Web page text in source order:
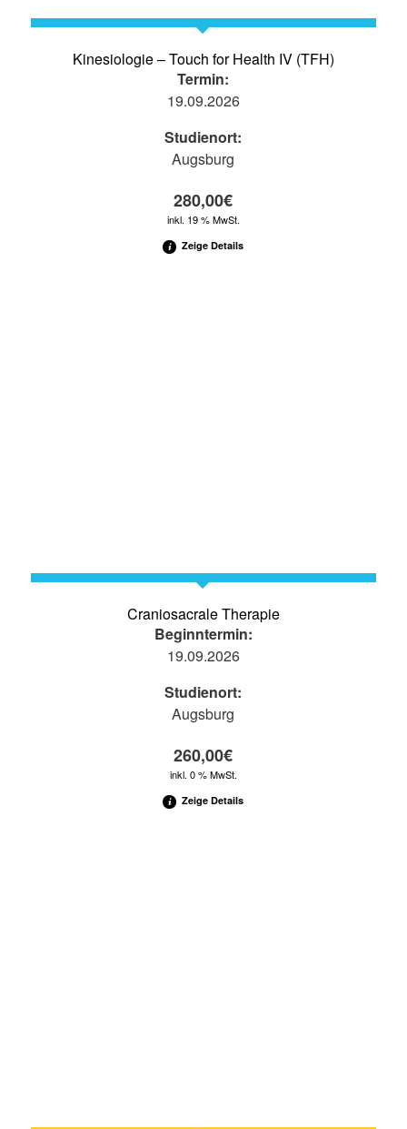
Kinesiologie – Touch for Health IV (TFH)
Termin:
19.09.2026
Studienort:
Augsburg
280,00€
inkl. 19 % MwSt.
Zeige Details
Craniosacrale Therapie
Beginntermin:
19.09.2026
Studienort:
Augsburg
260,00€
inkl. 0 % MwSt.
Zeige Details